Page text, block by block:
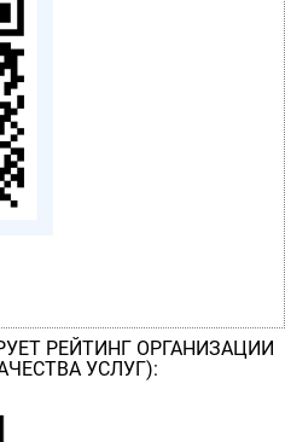
РЕЙТИНГ ОРГАНИЗАЦИИ
УСЛУГ):